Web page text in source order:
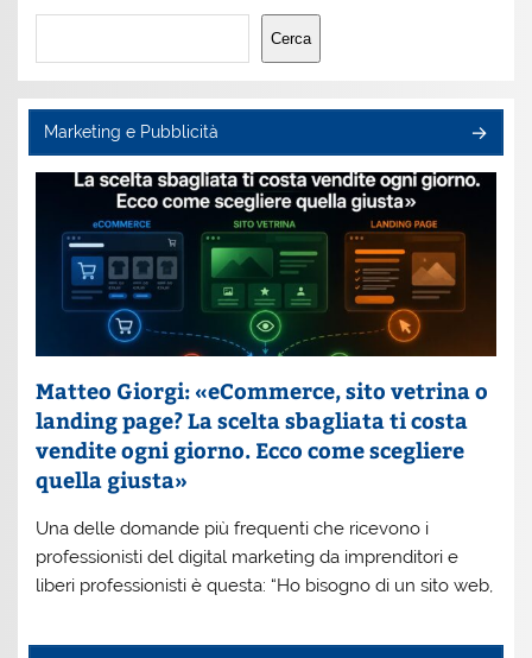
Cerca
Cerca
Marketing e Pubblicità
Matteo Giorgi: «eCommerce, sito vetrina o
landing page? La scelta sbagliata ti costa
vendite ogni giorno. Ecco come scegliere
quella giusta»
Una delle domande più frequenti che ricevono i
professionisti del digital marketing da imprenditori e
liberi professionisti è questa: “Ho bisogno di un sito web,